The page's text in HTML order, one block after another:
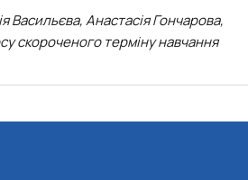
Васильєва, Анастасія Гончарова,
скороченого терміну навчання